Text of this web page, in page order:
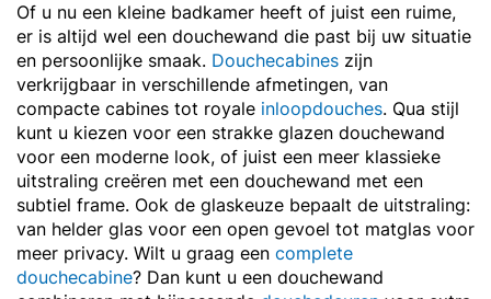
Of u nu een kleine badkamer heeft of juist een ruime,
er is altijd wel een douchewand die past bij uw situatie
en persoonlijke smaak. Douchecabines zijn
verkrijgbaar in verschillende afmetingen, van
compacte cabines tot royale inloopdouches. Qua stijl
kunt u kiezen voor een strakke glazen douchewand
voor een moderne look, of juist een meer klassieke
uitstraling creëren met een douchewand met een
subtiel frame. Ook de glaskeuze bepaalt de uitstraling:
van helder glas voor een open gevoel tot matglas voor
meer privacy. Wilt u graag een complete
douchecabine? Dan kunt u een douchewand